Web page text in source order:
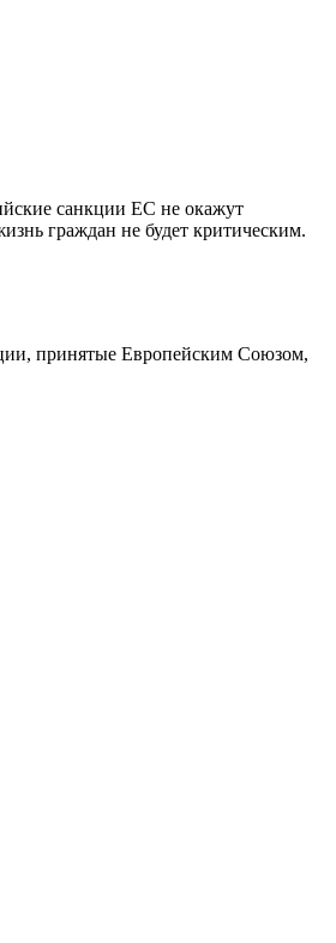
санкции ЕС не окажут
граждан не будет критическим.
принятые Европейским Союзом,